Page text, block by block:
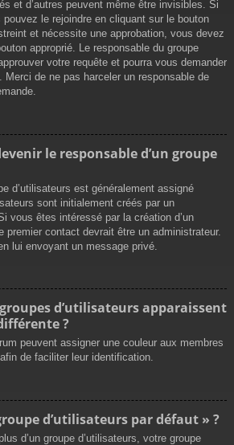
et d’autres peuvent même être invisibles. Si
le rejoindre en cliquant sur le bouton
et nécessite une approbation, vous devez
approprié. Le responsable du groupe
votre requête et pourra vous demander
Merci de ne pas harceler un responsable de
le responsable d’un groupe
d’utilisateurs est généralement assigné
sont initialement créés par un
vous êtes intéressé par la création d’un
premier contact devrait être un administrateur.
lui envoyant un message privé.
d’utilisateurs apparaissent
?
peuvent assigner une couleur aux membres
de faciliter leur identification.
d’utilisateurs par défaut » ?
d’un groupe d’utilisateurs, votre groupe